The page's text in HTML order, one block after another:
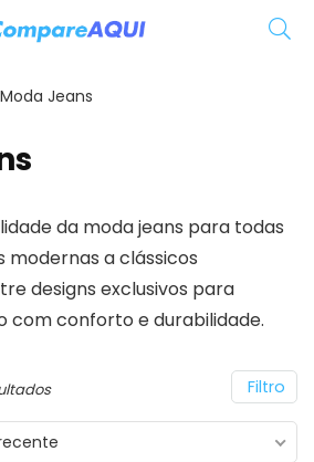
Moda Jeans
da moda jeans para todas
modernas a clássicos
designs exclusivos para
com conforto e durabilidade.
Filtro
Classificado
por
mais